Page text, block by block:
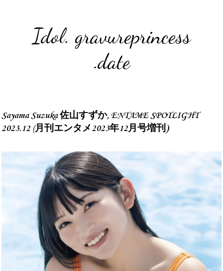
Idol. gravureprincess
.date
Sayama Suzuka 佐山すずか, ENTAME SPOTLIGHT
2023.12 (月刊エンタメ2023年12月号増刊)